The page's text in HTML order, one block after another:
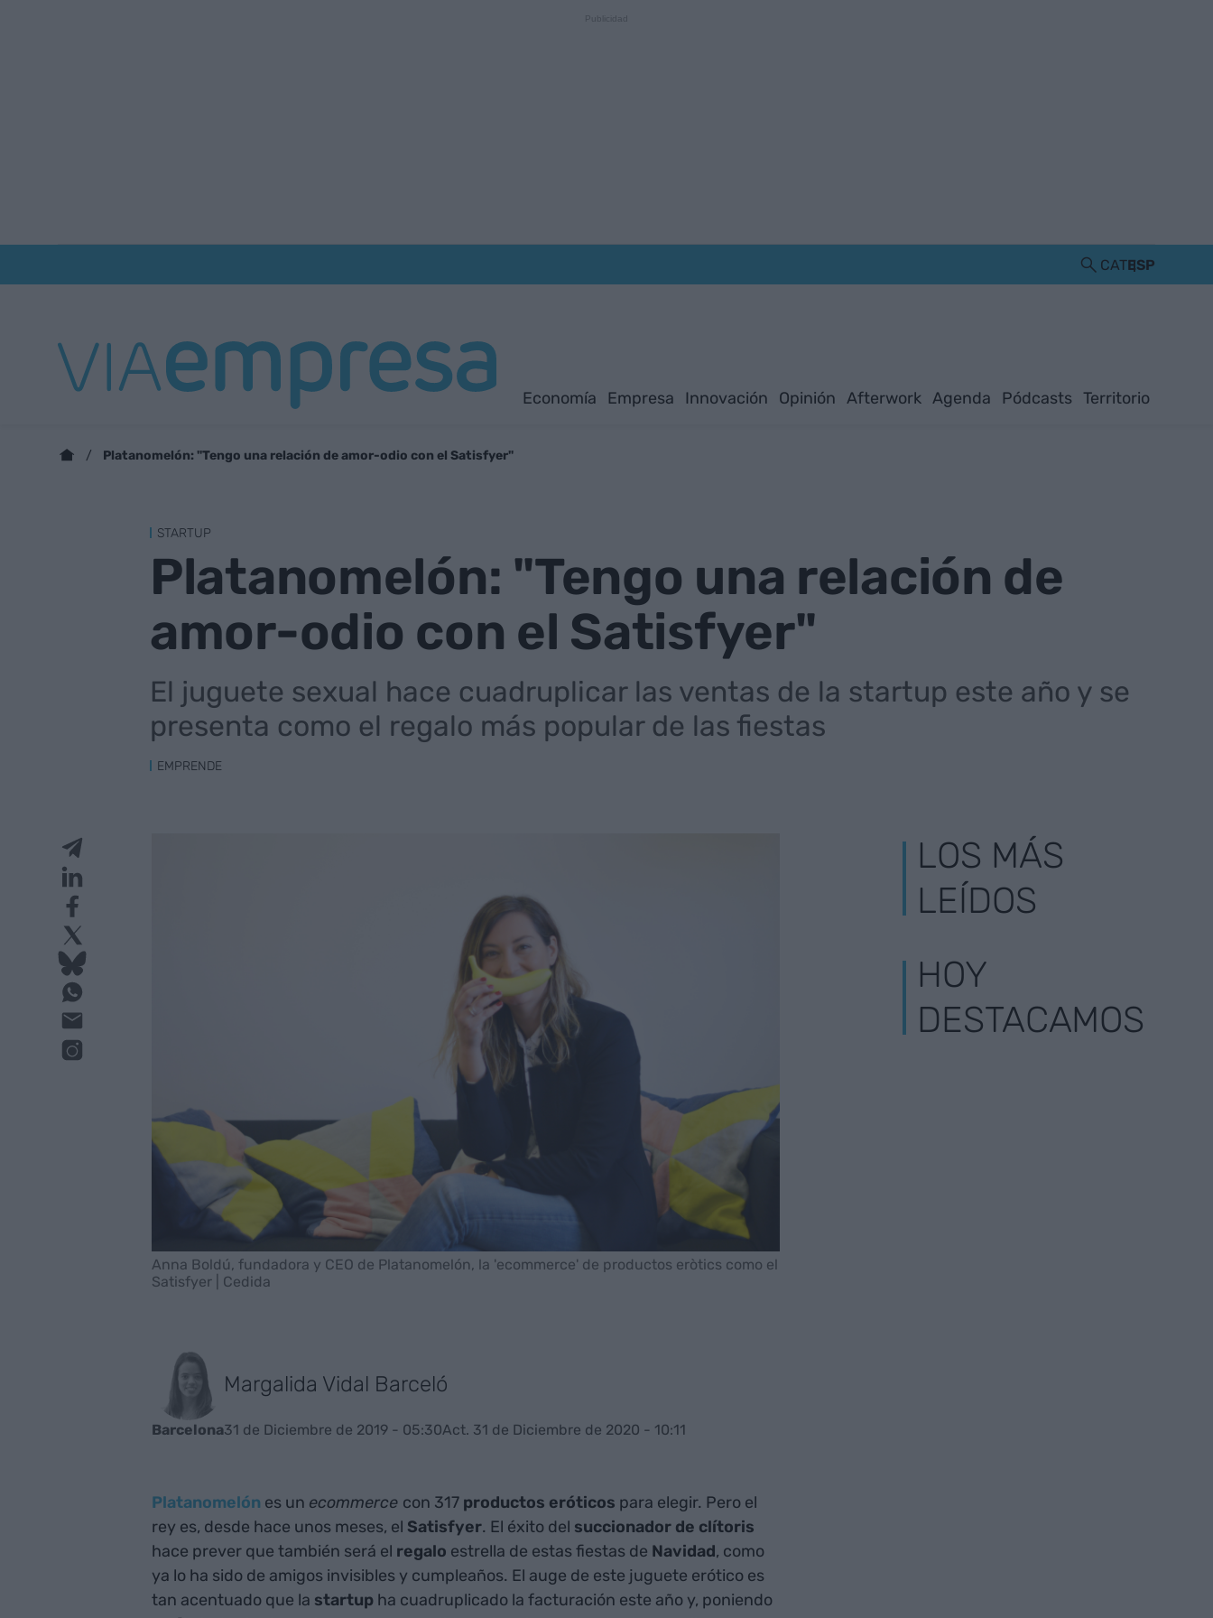
CATESP
Economía Empresa Innovación Opinión Afterwork Agenda Pódcasts Territorio
Platanomelón: "Tengo una relación de amor-odio con el Satisfyer"
STARTUP
Platanomelón: "Tengo una relación de
amor-odio con el Satisfyer"
El juguete sexual hace cuadruplicar las ventas de la startup este año y se
presenta como el regalo más popular de las fiestas
EMPRENDE
Anna Boldú, fundadora y CEO de Platanomelón, la 'ecommerce' de productos eròtics como el
Satisfyer | Cedida
Margalida Vidal Barceló
Barcelona31 de Diciembre de 2019 - 05:30Act. 31 de Diciembre de 2020 - 10:11
Platanomelón es un ecommerce con 317 productos eróticos para elegir. Pero el
rey es, desde hace unos meses, el Satisfyer. El éxito del succionador de clítoris
hace prever que también será el regalo estrella de estas fiestas de Navidad, como
ya lo ha sido de amigos invisibles y cumpleaños. El auge de este juguete erótico es
tan acentuado que la startupha cuadruplicado la facturación este año y, poniendo
LOS MÁS
LEÍDOS
HOY
DESTACAMOS